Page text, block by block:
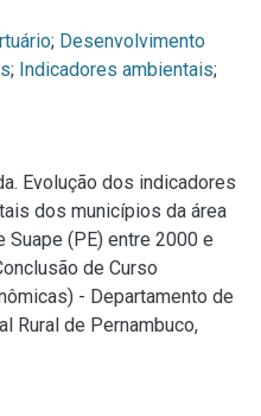
; Desenvolvimento
; Indicadores ambientais;
Evolução dos indicadores
dos municípios da área
(PE) entre 2000 e
de Curso
- Departamento de
Rural de Pernambuco,